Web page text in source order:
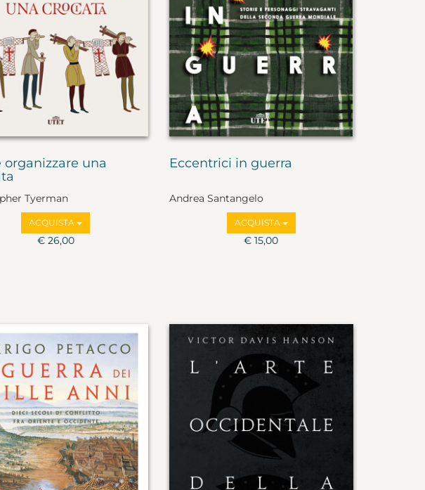
organizzare una
Tyerman
ACQUISTA
€ 26,00
Eccentrici in guerra
Andrea Santangelo
ACQUISTA
€ 15,00